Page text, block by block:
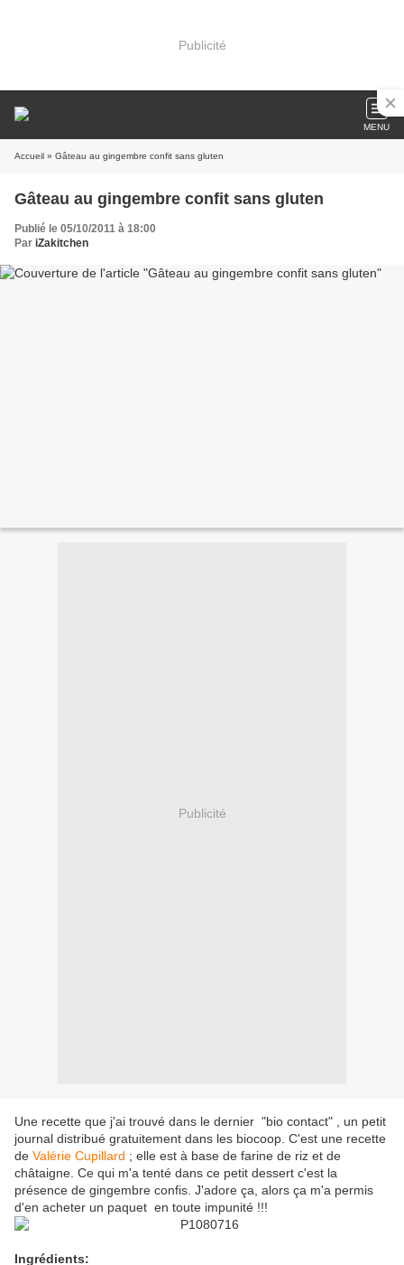
Publicité
MENU
Accueil » Gâteau au gingembre confit sans gluten
Gâteau au gingembre confit sans gluten
Publié le 05/10/2011 à 18:00
Par iZakitchen
Publicité
Une recette que j'ai trouvé dans le dernier "bio contact" , un petit
journal distribué gratuitement dans les biocoop. C'est une recette
de Valérie Cupillard ; elle est à base de farine de riz et de
châtaigne. Ce qui m'a tenté dans ce petit dessert c'est la
présence de gingembre confis. J'adore ça, alors ça m'a permis
d'en acheter un paquet en toute impunité !!!
Ingrédients: